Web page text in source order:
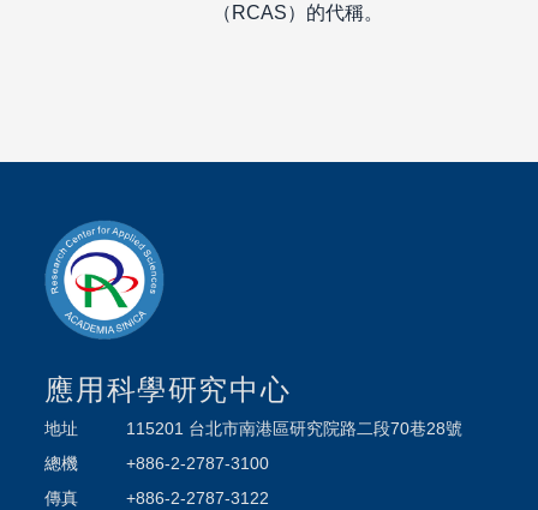
（RCAS）的代稱。
應用科學研究中心
地址
115201 台北市南港區研究院路二段70巷28號
總機
+886-2-2787-3100
傳真
+886-2-2787-3122